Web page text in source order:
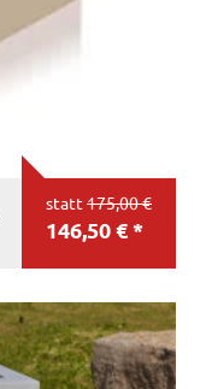
statt 175,00 €
146,50 € *